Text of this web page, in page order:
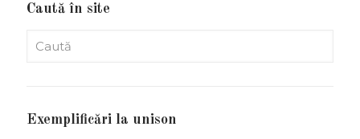
Caută în site
Exemplificări la unison